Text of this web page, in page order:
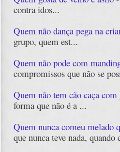
contra idos...
Quem não dança pega na
grupo, quem est...
Quem não pode com
compromissos que não se
Quem não tem cão caça com
forma que não é a ...
Quem nunca comeu melado
que nunca teve nada, quando